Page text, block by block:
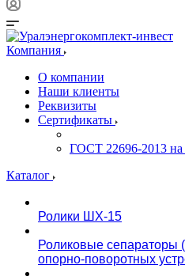
Компания
О компании
Наши клиенты
Реквизиты
Сертификаты
ГОСТ 22696-2013 на
Каталог
Ролики ШХ-15
Роликовые сепараторы
опорно-поворотных